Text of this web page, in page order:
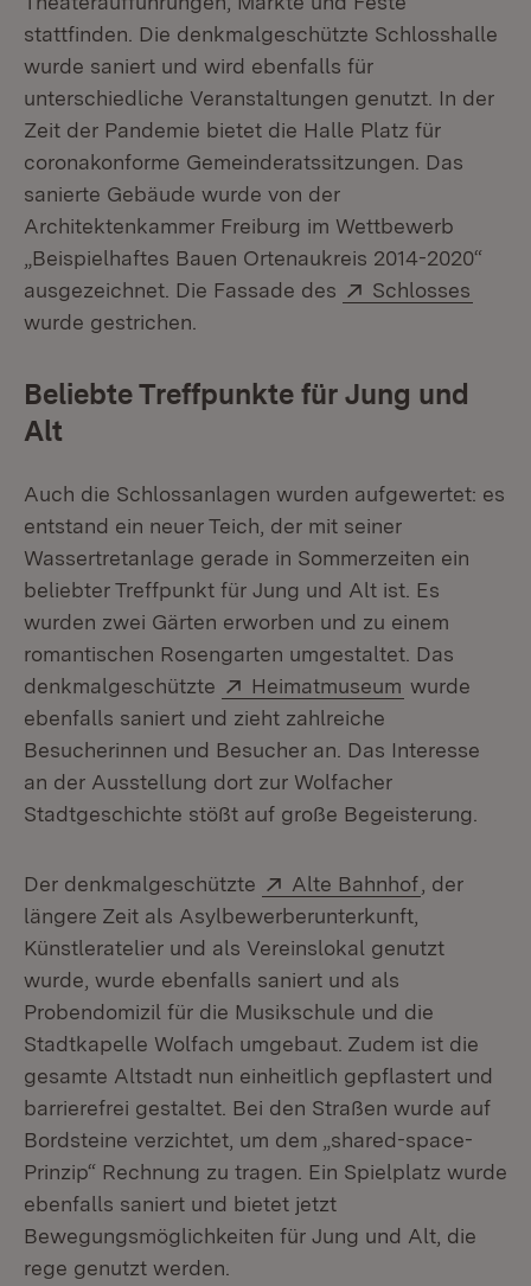
stattfinden. Die denkmalgeschützte Schlosshalle
wurde saniert und wird ebenfalls für
unterschiedliche Veranstaltungen genutzt. In der
Zeit der Pandemie bietet die Halle Platz für
coronakonforme Gemeinderatssitzungen. Das
sanierte Gebäude wurde von der
Architektenkammer Freiburg im Wettbewerb
„Beispielhaftes Bauen Ortenaukreis 2014-2020“
ausgezeichnet. Die Fassade des
Extern:
Schlosses
wurde gestrichen.
Beliebte Treffpunkte für Jung und
Alt
Auch die Schlossanlagen wurden aufgewertet: es
entstand ein neuer Teich, der mit seiner
Wassertretanlage gerade in Sommerzeiten ein
beliebter Treffpunkt für Jung und Alt ist. Es
wurden zwei Gärten erworben und zu einem
romantischen Rosengarten umgestaltet. Das
denkmalgeschützte
Extern:
Heimatmuseum (Öffnet in
wurde
ebenfalls saniert und zieht zahlreiche
Besucherinnen und Besucher an. Das Interesse
an der Ausstellung dort zur Wolfacher
Stadtgeschichte stößt auf große Begeisterung.
Der denkmalgeschützte Extern:
Alte Bahnhof (Öffnet in
, der
längere Zeit als Asylbewerberunterkunft,
Künstleratelier und als Vereinslokal genutzt
wurde, wurde ebenfalls saniert und als
Probendomizil für die Musikschule und die
Stadtkapelle Wolfach umgebaut. Zudem ist die
gesamte Altstadt nun einheitlich gepflastert und
barrierefrei gestaltet. Bei den Straßen wurde auf
Bordsteine verzichtet, um dem „shared-space-
Prinzip“ Rechnung zu tragen. Ein Spielplatz wurde
ebenfalls saniert und bietet jetzt
Bewegungsmöglichkeiten für Jung und Alt, die
rege genutzt werden.